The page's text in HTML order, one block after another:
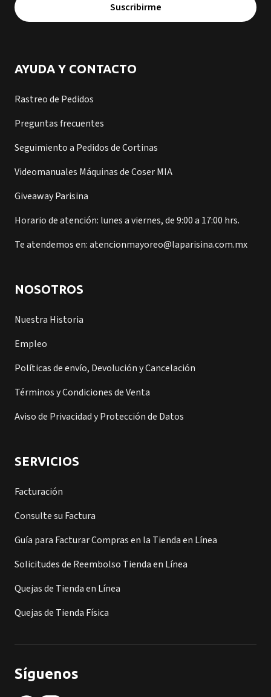
Suscribirme
AYUDA Y CONTACTO
Rastreo de Pedidos
Preguntas frecuentes
Seguimiento a Pedidos de Cortinas
Videomanuales Máquinas de Coser MIA
Giveaway Parisina
Horario de atención: lunes a viernes, de 9:00 a 17:00 hrs.
Te atendemos en: atencionmayoreo@laparisina.com.mx
NOSOTROS
Nuestra Historia
Empleo
Políticas de envío, Devolución y Cancelación
Términos y Condiciones de Venta
Aviso de Privacidad y Protección de Datos
SERVICIOS
Facturación
Consulte su Factura
Guía para Facturar Compras en la Tienda en Línea
Solicitudes de Reembolso Tienda en Línea
Quejas de Tienda en Línea
Quejas de Tienda Física
Síguenos